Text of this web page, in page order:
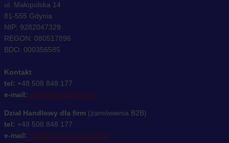
ul. Małopolska 14
81-555 Gdynia
NIP: 9282047329
REGON: 080517896
BDO: 000356585
Kontakt
tel: +48 508 848 177
e-mail: sklep@msalamon.pl
Dział Handlowy dla firm (zamówienia B2B)
tel: +48 508 848 177
e-mail: handlowy@msalamon.pl